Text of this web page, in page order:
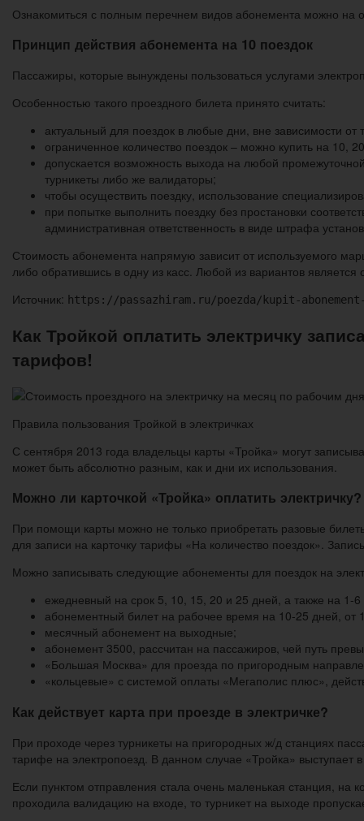
Ознакомиться с полным перечнем видов абонемента можно
Принцип действия абонемента на 10 поездок
Пассажиры, которые вынуждены пользоваться услугами
Особенностью такого проездного билета принято считать:
актуальный для поездок в любые дни, вне зависимости
ограниченное количество поездок – можно купить на 10,
допускается возможность выхода на любой
турникеты либо же валидаторы;
чтобы осуществить поездку, использование
при попытке выполнить поездку без простановки
административная ответственность в виде штрафа
Стоимость абонемента напрямую зависит от используемого
либо обратившись в одну из касс. Любой из вариантов
Источник: https://passazhiram.ru/poezda/kupit-
Как Тройкой оплатить электричку
тарифов!
Правила пользования Тройкой в электричках
С сентября 2013 года владельцы карты «Тройка» могут
может быть абсолютно разным, как и дни их использования.
Можно ли карточкой «Тройка» оплатить электричку?
При помощи карты можно не только приобретать разовые
для записи на карточку тарифы «На количество поездок».
Можно записывать следующие абонементы для поездок на
ежедневный на срок 5, 10, 15, 20 и 25 дней, а также на 1-
абонементный билет на рабочее время на 10-25 дней, от
месячный абонемент на выходные;
абонемент 3500, рассчитан на пассажиров, чей путь
«Большая Москва» для проезда по пригородным
«кольцевые» с системой оплаты «Мегаполис плюс»,
Как действует карта при проезде в электричке?
При проходе через турникеты на пригородных ж/д станциях
тарифе на электропоезд. В данном случае «Тройка» выступает
Если пунктом отправления стала очень маленькая станция, на
проходила валидацию на входе, то турникет на выходе